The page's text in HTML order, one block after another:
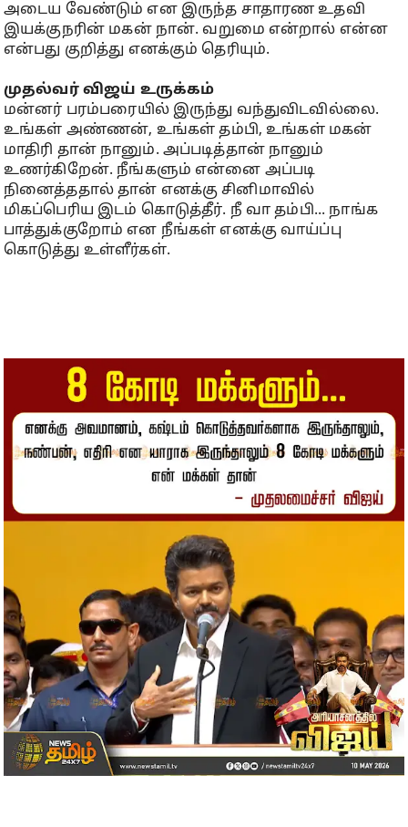
அடைய வேண்டும் என இருந்த சாதாரண உதவி
இயக்குநரின் மகன் நான். வறுமை என்றால் என்ன
என்பது குறித்து எனக்கும் தெரியும்.
முதல்வர் விஜய் உருக்கம்
மன்னர் பரம்பரையில் இருந்து வந்துவிடவில்லை.
உங்கள் அண்ணன், உங்கள் தம்பி, உங்கள் மகன்
மாதிரி தான் நானும். அப்படித்தான் நானும்
உணர்கிறேன். நீங்களும் என்னை அப்படி
நினைத்ததால் தான் எனக்கு சினிமாவில்
மிகப்பெரிய இடம் கொடுத்தீர். நீ வா தம்பி... நாங்க
பாத்துக்குறோம் என நீங்கள் எனக்கு வாய்ப்பு
கொடுத்து உள்ளீர்கள்.